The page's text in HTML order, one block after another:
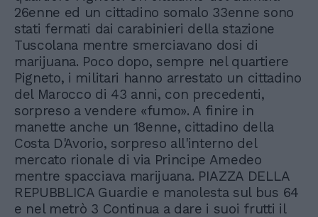
26enne ed un cittadino somalo 33enne sono
stati fermati dai carabinieri della stazione
Tuscolana mentre smerciavano dosi di
marijuana. Poco dopo, sempre nel quartiere
Pigneto, i militari hanno arrestato un cittadino
del Marocco di 43 anni, con precedenti,
sorpreso a vendere «fumo». A finire in
manette anche un 18enne, cittadino della
Costa D'Avorio, sorpreso all'interno del
mercato rionale di via Principe Amedeo
mentre spacciava marijuana. PIAZZA DELLA
REPUBBLICA Guardie e manolesta sul bus 64
e nel metrò 3 Continua a dare i suoi frutti il